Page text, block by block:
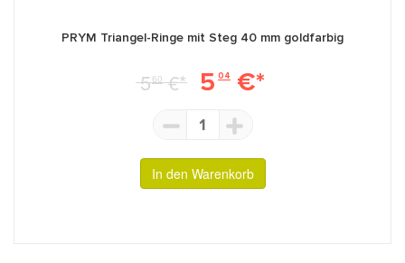
PRYM Triangel-Ringe mit Steg 40 mm goldfarbig
560€* 5 04 €*
1
In den Warenkorb